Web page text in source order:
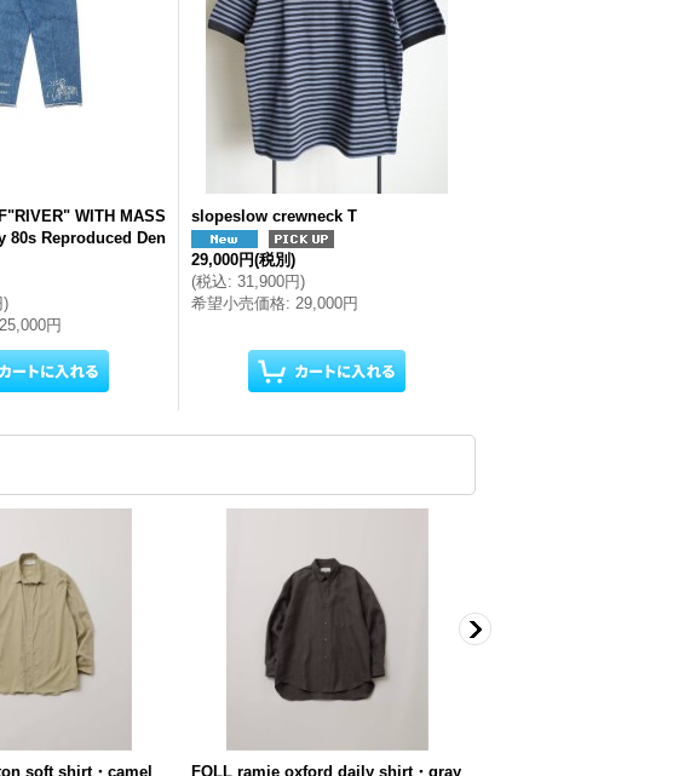
WITH MASS
80s Reproduced Den
)
25,000円
slopeslow crewneck T
29,000円(税別)
(税込: 31,900円)
希望小売価格: 29,000円
soft shirt・camel FOLL ramie oxford daily shirt・gray